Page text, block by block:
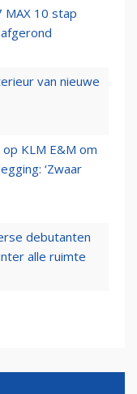
MAX 10 stap
van nieuwe
KLM E&M om
‘Zwaar
debutanten
alle ruimte